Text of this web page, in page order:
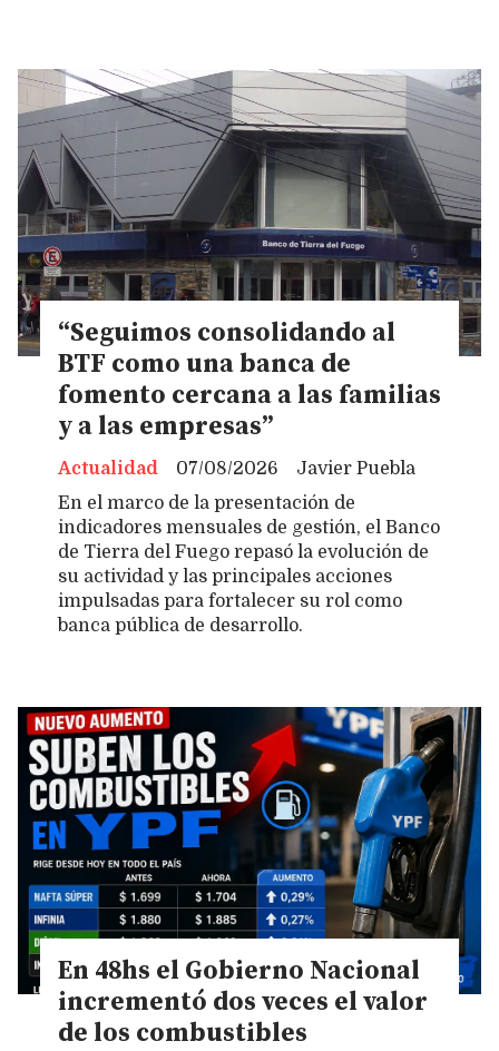
“Seguimos consolidando al
BTF como una banca de
fomento cercana a las familias
y a las empresas”
Javier Puebla
Actualidad
07/08/2026
En el marco de la presentación de
indicadores mensuales de gestión, el Banco
de Tierra del Fuego repasó la evolución de
su actividad y las principales acciones
impulsadas para fortalecer su rol como
banca pública de desarrollo.
En 48hs el Gobierno Nacional
incrementó dos veces el valor
de los combustibles